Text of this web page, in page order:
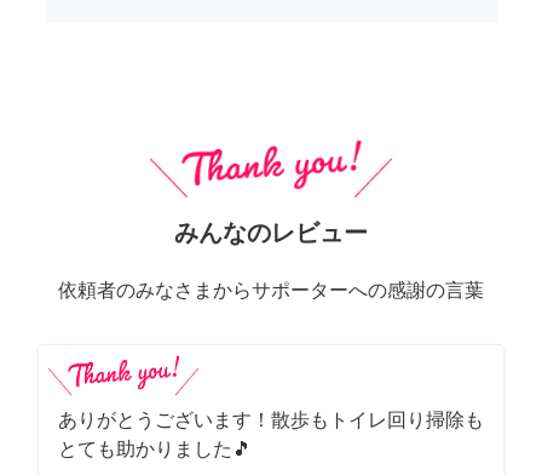
みんなのレビュー
依頼者のみなさまからサポーターへの感謝の言葉
ありがとうございます！散歩もトイレ回り掃除も
とても助かりました🎵